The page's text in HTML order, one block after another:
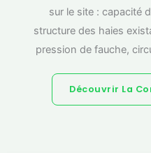
sur le site : capacité
structure des haies
pression de fauche,
Découvrir La